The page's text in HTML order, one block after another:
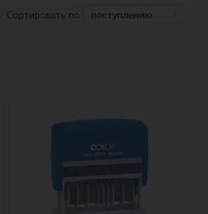
Сортировать по поступлению